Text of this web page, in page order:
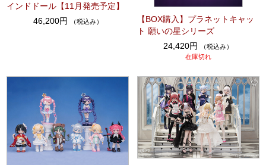
インドドール【11月発売予定】
46,200円
（税込み）
【BOX購入】プラネットキャッ
ト 願いの星シリーズ
24,420円
（税込み）
在庫切れ